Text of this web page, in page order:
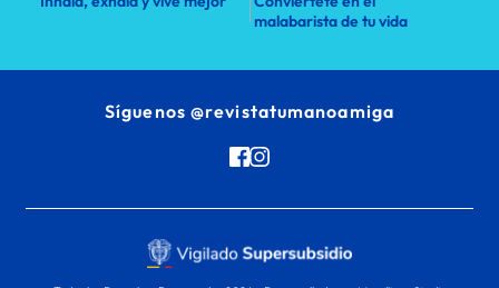
malabarista de tu vida
Síguenos @revistatumanoamiga